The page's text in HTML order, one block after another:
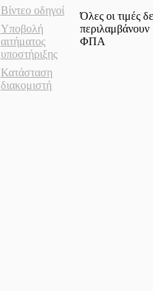
Βίντεο οδηγοί
Υποβολή
αιτήματος
υποστήριξης
Κατάσταση
διακομιστή
Όλες οι τιμές
περιλαμβάνουν
ΦΠΑ